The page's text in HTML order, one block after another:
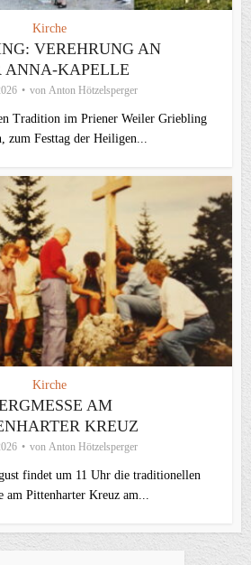
Kirche
VEREHRUNG AN
ANNA-KAPELLE
von Anton Hötzelsperger
Tradition im Priener Weiler Griebling
zum Festtag der Heiligen...
Kirche
AM
KREUZ
von Anton Hötzelsperger
findet um 11 Uhr die traditionellen
am Pittenharter Kreuz am...